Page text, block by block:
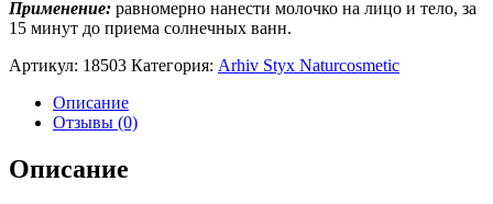
Применение: равномерно нанести молочко на лицо и тело, за
15 минут до приема солнечных ванн.
Артикул: 18503 Категория: Arhiv Styx Naturcosmetic
Описание
Отзывы (0)
Описание